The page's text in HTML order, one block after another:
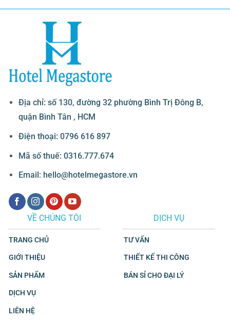
Địa chỉ: số 130, đường 32 phường Bình Trị Đông B,
quận Bình Tân , HCM
Điện thoại: 0796 616 897
Mã số thuế: 0316.777.674
Email: hello@hotelmegastore.vn
VỀ CHÚNG TÔI
TRANG CHỦ
GIỚI THIỆU
SẢN PHẨM
DỊCH VỤ
LIÊN HỆ
DỊCH VỤ
TƯ VẤN
THIẾT KẾ THI CÔNG
BÁN SỈ CHO ĐẠI LÝ